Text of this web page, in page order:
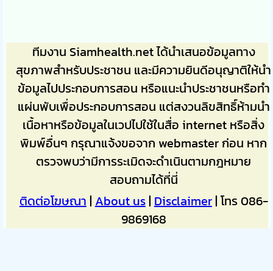
ทีมงาน Siamhealth.net ได้นำเสนอข้อมูลทาง
สุขภาพสำหรับประชาชน และมีความยินดีอนุญาติให้นำ
ข้อมูลไปประกอบการสอน หรือแนะนำประชาชนหรือทำ
แผ่นพับเพื่อประกอบการสอน แต่สงวนลิขสิทธิ์ห้ามนำ
เนื้อหาหรือข้อมูลในเวปไปใช้ในสื่อ internet หรือสิ่ง
พิมพ์อื่นๆ กรุณาแจ้งขอจาก webmaster ก่อน หาก
ตรวจพบว่ามีการระเมิดจะดำเนินตามกฎหมาย
สอบถามได้ที่นี่
ติดต่อโฆษณา | About us| Disclaimer| โทร 086-
9869168